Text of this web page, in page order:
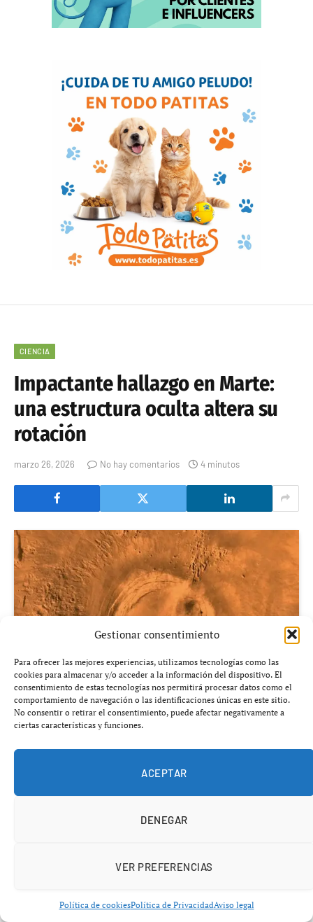
Gestionar consentimiento
Para ofrecer las mejores experiencias, utilizamos tecnologías como las
cookies para almacenar y/o acceder a la información del dispositivo. El
consentimiento de estas tecnologías nos permitirá procesar datos como el
comportamiento de navegación o las identificaciones únicas en este sitio.
No consentir o retirar el consentimiento, puede afectar negativamente a
ciertas características y funciones.
ACEPTAR
DENEGAR
VER PREFERENCIAS
Política de cookiesPolítica de PrivacidadAviso legal
CIENCIA
Impactante hallazgo en Marte:
una estructura oculta altera su
rotación
marzo 26, 2026 No hay comentarios 4 minutos
Un nuevo estudio basado en datos de la NASA revela que
el planeta rojo no es tan inerte como se creía: una